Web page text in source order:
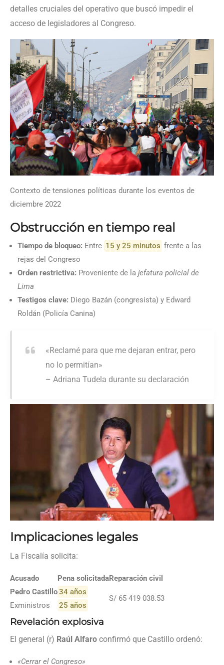
detalles cruciales del operativo que buscó impedir el
acceso de legisladores al Congreso.
Contexto de tensiones políticas durante los eventos de
diciembre 2022
Obstrucción en tiempo real
Tiempo de bloqueo: Entre 15 y 25 minutos frente a las
rejas del Congreso
Orden restrictiva: Proveniente de la jefatura policial de
Lima
Testigos clave: Diego Bazán (congresista) y Edward
Roldán (Policía Canina)
«Reclamé para que me dejaran entrar, pero
no lo permitían»
– Adriana Tudela durante su declaración
Implicaciones legales
La Fiscalía solicita:
Acusado Pena solicitadaReparación civil
Pedro Castillo34 años
S/ 65 419 038.53
Exministros 25 años
Revelación explosiva
El general (r) Raúl Alfaro confirmó que Castillo ordenó:
«Cerrar el Congreso»